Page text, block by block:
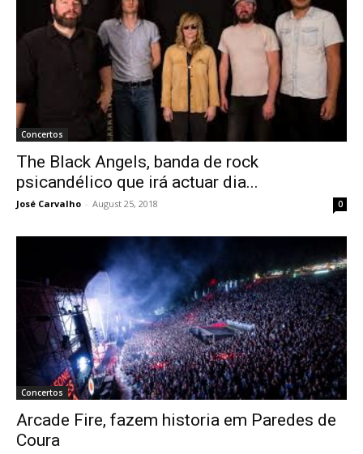
Concertos
The Black Angels, banda de rock
psicandélico que irá actuar dia...
José Carvalho - August 25, 2018 0
Concertos
Arcade Fire, fazem historia em Paredes de
Coura